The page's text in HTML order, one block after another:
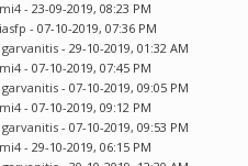
- 23-09-2019, 08:23 PM
- 07-10-2019, 07:36 PM
garvanitis - 29-10-2019, 01:32 AM
- 07-10-2019, 07:45 PM
garvanitis - 07-10-2019, 09:05 PM
- 07-10-2019, 09:12 PM
garvanitis - 07-10-2019, 09:53 PM
- 29-10-2019, 06:15 PM